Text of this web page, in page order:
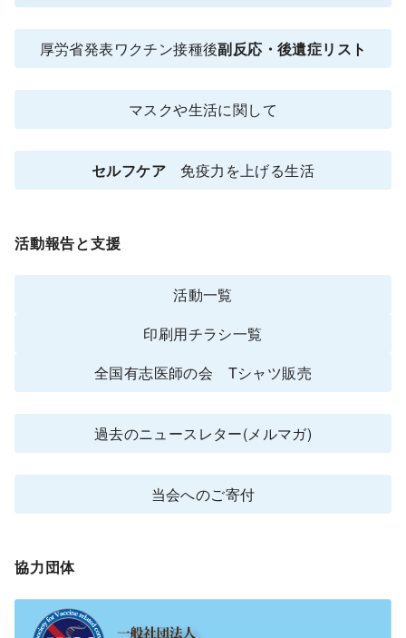
厚労省発表ワクチン接種後副反応・後遺症リスト
マスクや生活に関して
セルフケア 免疫力を上げる生活
活動報告と支援
活動一覧
印刷用チラシ一覧
全国有志医師の会 Tシャツ販売
過去のニュースレター(メルマガ)
当会へのご寄付
協力団体